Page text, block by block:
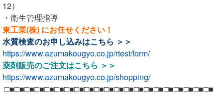
12）
・衛生管理指導
東工業(株) にお任せください！
水質検査のお申し込みはこちら ＞＞
https://www.azumakougyo.co.jp/rtest/form/
薬剤販売のご注文はこちら ＞＞
https://www.azumakougyo.co.jp/shopping/
□■□■□■□■□■□■□■□■□■□■□■□■□■□■□■□■□■□■□■□■□■